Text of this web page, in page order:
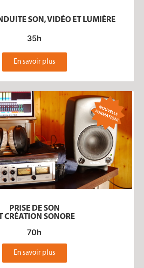
SON, VIDÉO ET LUMIÈRE
35h
En savoir plus
PRISE DE SON
CRÉATION SONORE
70h
En savoir plus